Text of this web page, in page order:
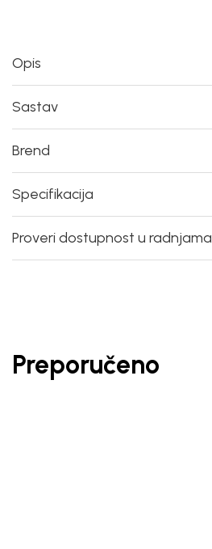
Opis
Sastav
Brend
Specifikacija
Proveri dostupnost u radnjama
Preporučeno